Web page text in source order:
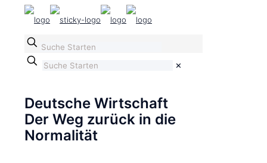
✕
Deutsche Wirtschaft
Der Weg zurück in die
Normalität